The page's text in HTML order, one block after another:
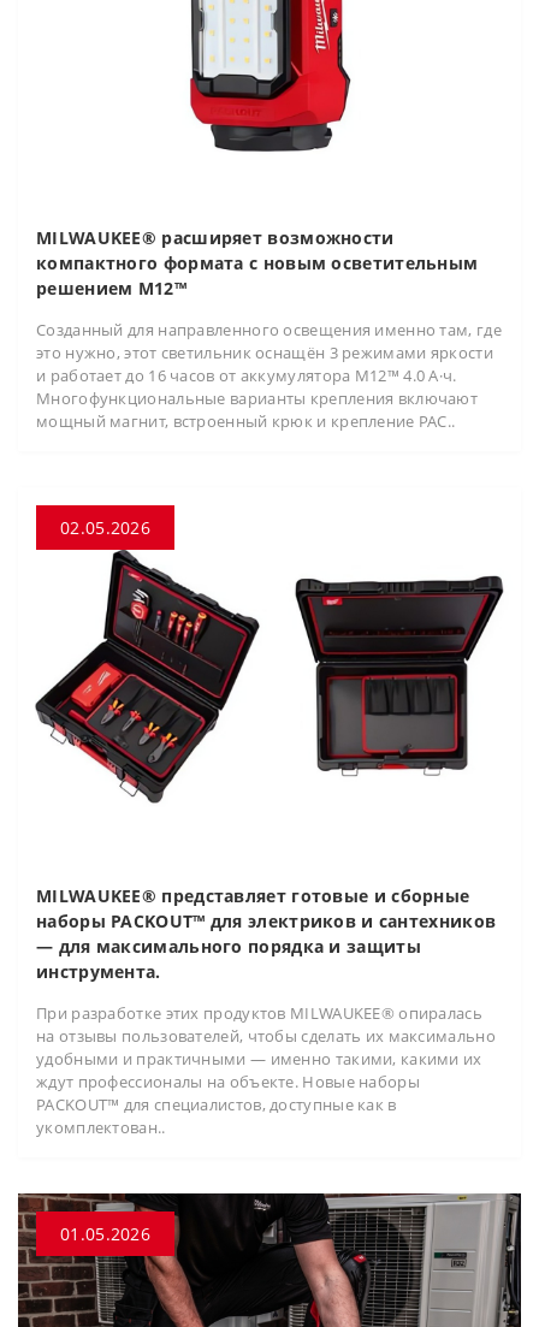
MILWAUKEE® расширяет возможности
компактного формата с новым осветительным
решением M12™
Созданный для направленного освещения именно там, где
это нужно, этот светильник оснащён 3 режимами яркости
и работает до 16 часов от аккумулятора M12™ 4.0 А·ч.
Многофункциональные варианты крепления включают
мощный магнит, встроенный крюк и крепление PAC..
02.05.2026
MILWAUKEE® представляет готовые и сборные
наборы PACKOUT™ для электриков и сантехников
— для максимального порядка и защиты
инструмента.
При разработке этих продуктов MILWAUKEE® опиралась
на отзывы пользователей, чтобы сделать их максимально
удобными и практичными — именно такими, какими их
ждут профессионалы на объекте. Новые наборы
PACKOUT™ для специалистов, доступные как в
укомплектован..
01.05.2026